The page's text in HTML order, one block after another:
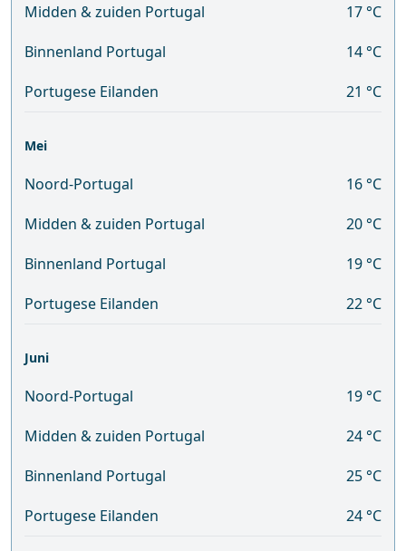
Midden & zuiden Portugal
17 °C
Binnenland Portugal
14 °C
Portugese Eilanden
21 °C
Mei
Noord-Portugal
16 °C
Midden & zuiden Portugal
20 °C
Binnenland Portugal
19 °C
Portugese Eilanden
22 °C
Juni
Noord-Portugal
19 °C
Midden & zuiden Portugal
24 °C
Binnenland Portugal
25 °C
Portugese Eilanden
24 °C